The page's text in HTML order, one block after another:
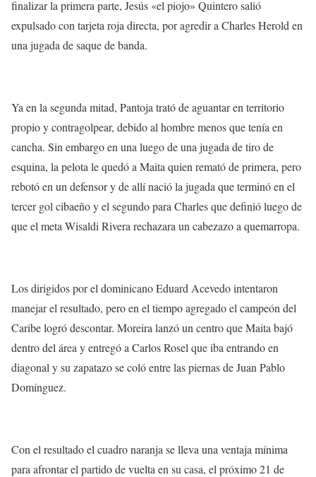
finalizar la primera parte, Jesús «el piojo» Quintero salió
expulsado con tarjeta roja directa, por agredir a Charles Herold en
una jugada de saque de banda.
Ya en la segunda mitad, Pantoja trató de aguantar en territorio
propio y contragolpear, debido al hombre menos que tenía en
cancha. Sin embargo en una luego de una jugada de tiro de
esquina, la pelota le quedó a Maita quien remató de primera, pero
rebotó en un defensor y de allí nació la jugada que terminó en el
tercer gol cibaeño y el segundo para Charles que definió luego de
que el meta Wisaldi Rivera rechazara un cabezazo a quemarropa.
Los dirigidos por el dominicano Eduard Acevedo intentaron
manejar el resultado, pero en el tiempo agregado el campeón del
Caribe logró descontar. Moreira lanzó un centro que Maita bajó
dentro del área y entregó a Carlos Rosel que iba entrando en
diagonal y su zapatazo se coló entre las piernas de Juan Pablo
Domínguez.
Con el resultado el cuadro naranja se lleva una ventaja mínima
para afrontar el partido de vuelta en su casa, el próximo 21 de